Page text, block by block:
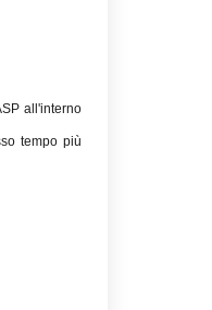
all'interno
tempo più